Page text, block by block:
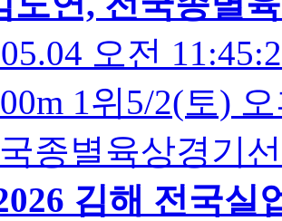
오전
1위5/2(토)
종별육상경기
김해 전국실